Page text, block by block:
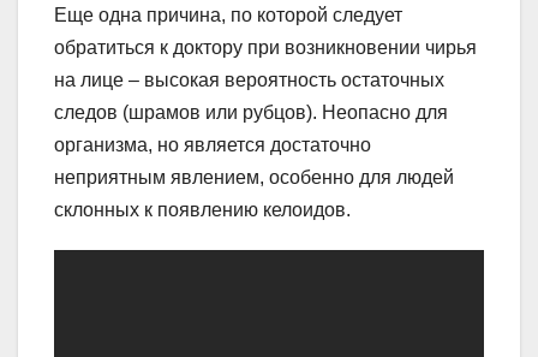
Еще одна причина, по которой следует
обратиться к доктору при возникновении чирья
на лице – высокая вероятность остаточных
следов (шрамов или рубцов). Неопасно для
организма, но является достаточно
неприятным явлением, особенно для людей
склонных к появлению келоидов.